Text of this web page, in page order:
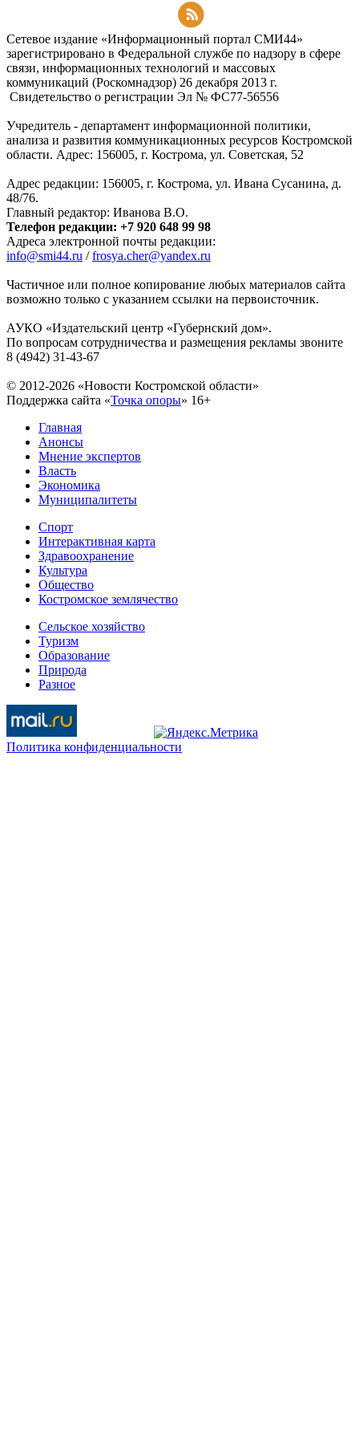
Сетевое издание «Информационный портал СМИ44»
зарегистрировано в Федеральной службе по надзору в сфере
связи, информационных технологий и массовых
коммуникаций (Роскомнадзор) 26 декабря 2013 г.
Свидетельство о регистрации Эл № ФC77-56556
Учредитель - департамент информационной политики,
анализа и развития коммуникационных ресурсов Костромской
области. Адрес: 156005, г. Кострома, ул. Советская, 52
Адрес редакции: 156005, г. Кострома, ул. Ивана Сусанина, д.
48/76.
Главный редактор: Иванова В.О.
Телефон редакции: +7 920 648 99 98
Адреса электронной почты редакции:
info@smi44.ru /frosya.cher@yandex.ru
Частичное или полное копирование любых материалов сайта
возможно только с указанием ссылки на первоисточник.
АУКО «Издательский центр «Губернский дом».
По вопросам сотрудничества и размещения рекламы звоните
8 (4942) 31-43-67
© 2012-2026 «Новости Костромской области»
Поддержка сайта «Точка опоры» 16+
Главная
Анонсы
Мнение экспертов
Власть
Экономика
Муниципалитеты
Спорт
Интерактивная карта
Здравоохранение
Культура
Общество
Костромское землячество
Сельское хозяйство
Туризм
Образование
Природа
Разное
Политика конфиденциальности